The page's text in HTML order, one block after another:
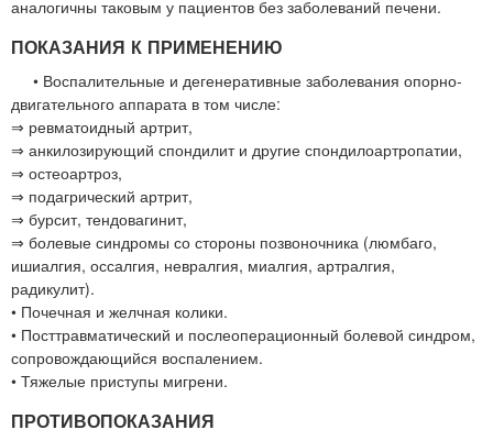
аналогичны таковым у пациентов без заболеваний печени.
ПОКАЗАНИЯ К ПРИМЕНЕНИЮ
• Воспалительные и дегенеративные заболевания опорно-
двигательного аппарата в том числе:
⇒ ревматоидный артрит,
⇒ анкилозирующий спондилит и другие спондилоартропатии,
⇒ остеоартроз,
⇒ подагрический артрит,
⇒ бурсит, тендовагинит,
⇒ болевые синдромы со стороны позвоночника (люмбаго,
ишиалгия, оссалгия, невралгия, миалгия, артралгия,
радикулит).
• Почечная и желчная колики.
• Посттравматический и послеоперационный болевой синдром,
сопровождающийся воспалением.
• Тяжелые приступы мигрени.
ПРОТИВОПОКАЗАНИЯ